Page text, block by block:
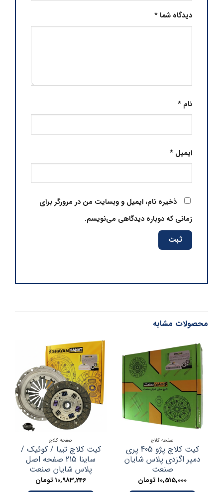
دیدگاه شما*
نام*
ایمیل*
ذخیره نام، ایمیل و وبسایت من در مرورگر برای
زمانی که دوباره دیدگاهی می‌نویسم.
محصولات مشابه
صفحه کلاچ
کیت کلاچ پژو 405 پری
دمپر اگزدی پلاس شایان
صنعت
10,515,000تومان
صفحه کلاچ
کیت کلاچ تیبا / کوئیک /
ساینا 215 صفحه اصل
پلاس شایان صنعت
10,983,246تومان